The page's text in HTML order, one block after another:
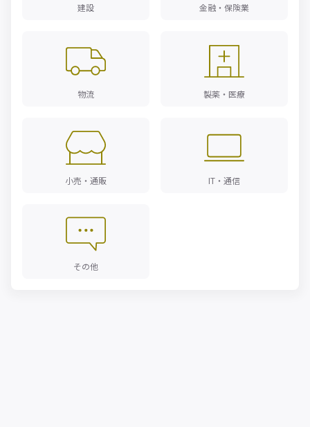
建設 金融・保険業
物流 製薬・医療
小売・通販 IT・通信
その他